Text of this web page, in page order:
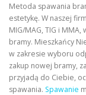
Metoda spawania
estetykę. W naszej
MIG/MAG, TIG i
bramy. Mieszkańcy
w zakresie wyboru
zakup nowej bramy,
przyjadą do Ciebie,
spawania. Spawanie